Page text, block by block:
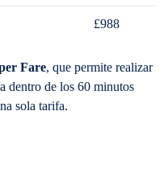
£988
Fare, que permite realizar
dentro de los 60 minutos
sola tarifa.